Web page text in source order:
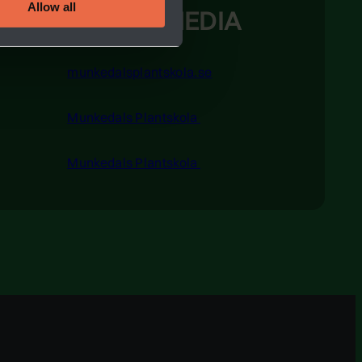
Allow all
WEBBSIDA & MEDIA
munkedalsplantskola.se
Munkedals Plantskola
Munkedals Plantskola